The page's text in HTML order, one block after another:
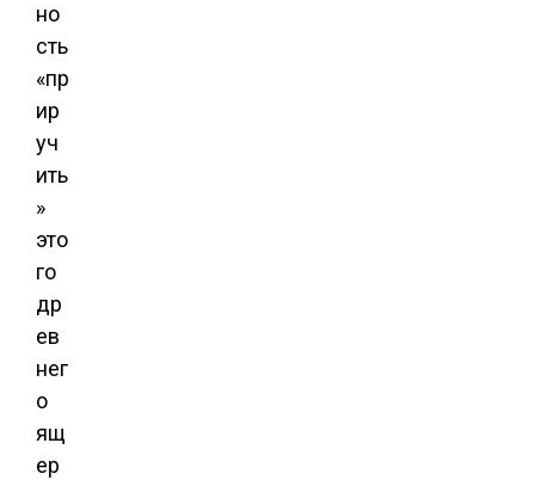
но
сть
«пр
ир
уч
ить
»
это
го
др
ев
нег
о
ящ
ер